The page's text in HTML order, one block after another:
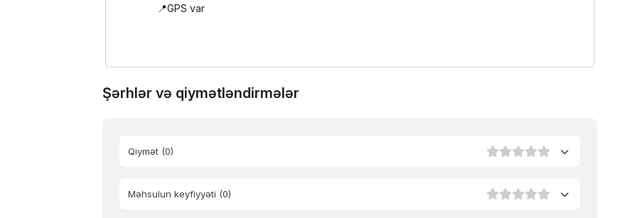
📍GPS var
Şərhlər və qiymətləndirmələr
Qiymət (0)
Məhsulun keyfiyyəti (0)